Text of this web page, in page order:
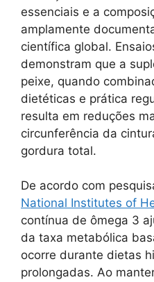
essenciais e a
amplamente
científica global.
demonstram que a
peixe, quando
dietéticas e prática
resulta em reduções
circunferência da
gordura total.
De acordo com
National Institutes of
contínua de ômega 3
da taxa metabólica
ocorre durante dietas
prolongadas. Ao